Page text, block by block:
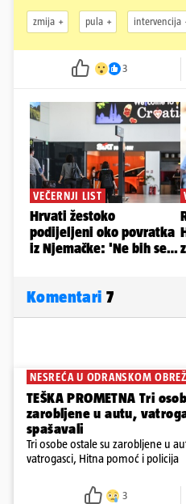
zmija pula intervencija
3
Komentari 7
NESREĆA U ODRANSKOM
TEŠKA PROMETNA Tri
zarobljene u autu,
spašavali
Tri osobe ostale su zarobljene u
vatrogasci, Hitna pomoć i policija
3